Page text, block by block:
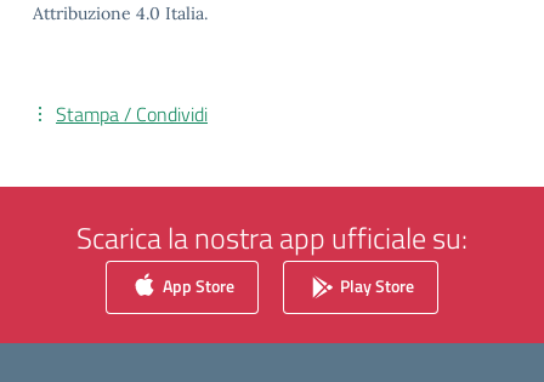
Attribuzione 4.0 Italia.
Stampa / Condividi
Scarica la nostra app ufficiale su:
App Store Play Store